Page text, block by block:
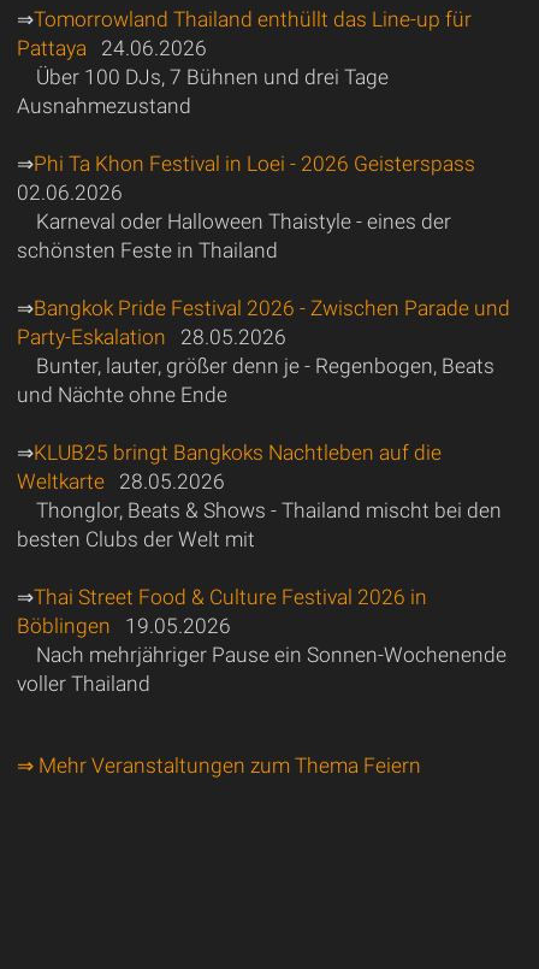
⇒Tomorrowland Thailand enthüllt das Line-up für
Pattaya 24.06.2026
Über 100 DJs, 7 Bühnen und drei Tage
Ausnahmezustand
⇒Phi Ta Khon Festival in Loei - 2026 Geisterspass
02.06.2026
Karneval oder Halloween Thaistyle - eines der
schönsten Feste in Thailand
⇒Bangkok Pride Festival 2026 - Zwischen Parade und
Party-Eskalation 28.05.2026
Bunter, lauter, größer denn je - Regenbogen, Beats
und Nächte ohne Ende
⇒KLUB25 bringt Bangkoks Nachtleben auf die
Weltkarte28.05.2026
Thonglor, Beats & Shows - Thailand mischt bei den
besten Clubs der Welt mit
⇒Thai Street Food & Culture Festival 2026 in
Böblingen 19.05.2026
Nach mehrjähriger Pause ein Sonnen-Wochenende
voller Thailand
⇒ Mehr Veranstaltungen zum Thema Feiern